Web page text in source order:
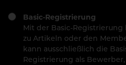
Basic-Registrierung
Mit der Basic-Registrierung
zu Artikeln oder den
kann ausschließlich die
Registrierung als